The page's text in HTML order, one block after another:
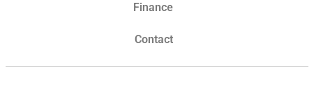
Finance
Contact